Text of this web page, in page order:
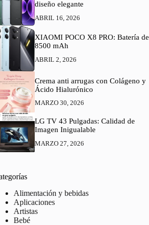
diseño elegante
ABRIL 16, 2026
XIAOMI POCO X8 PRO: Batería de
8500 mAh
ABRIL 2, 2026
Crema anti arrugas con Colágeno y
Ácido Hialurónico
MARZO 30, 2026
LG TV 43 Pulgadas: Calidad de
Imagen Inigualable
MARZO 27, 2026
Alimentación y bebidas
Aplicaciones
Artistas
Bebé